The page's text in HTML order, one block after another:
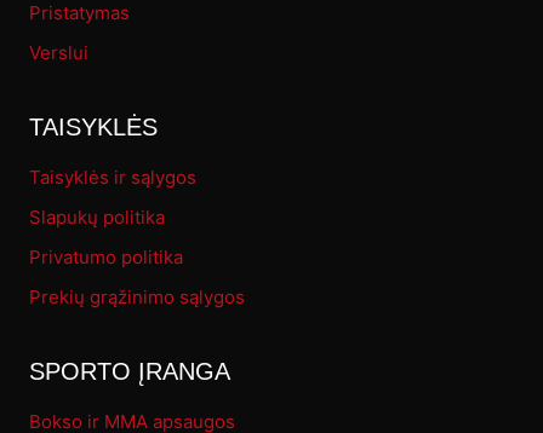
Pristatymas
Verslui
TAISYKLĖS
Taisyklės ir sąlygos
Slapukų politika
Privatumo politika
Prekių grąžinimo sąlygos
SPORTO ĮRANGA
Bokso ir MMA apsaugos